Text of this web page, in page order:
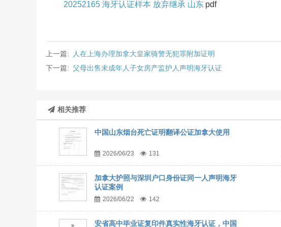
20252165 海牙认证样本 放弃继承 山东 pdf
上一篇:
人在上海办理加拿大皇家骑警无犯罪附加证明
下一篇: 父母出售未成年人子女房产监护人声明海牙认证
相关推荐
中国山东烟台死亡证明翻译公证加拿大使用
2026/06/23 131
加拿大护照与深圳户口身份证同一人声明海牙
认证案例
2026/06/22 142
安省高中毕业证复印件真实性海牙认证，中国